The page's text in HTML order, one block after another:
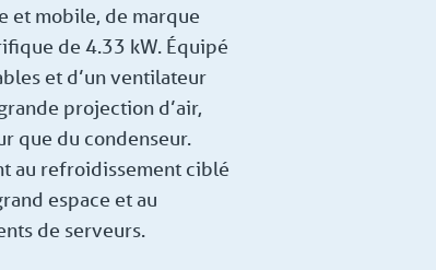
et mobile, de marque
de 4.33 kW. Équipé
et d’un ventilateur
projection d’air,
que du condenseur.
au refroidissement ciblé
espace et au
de serveurs.